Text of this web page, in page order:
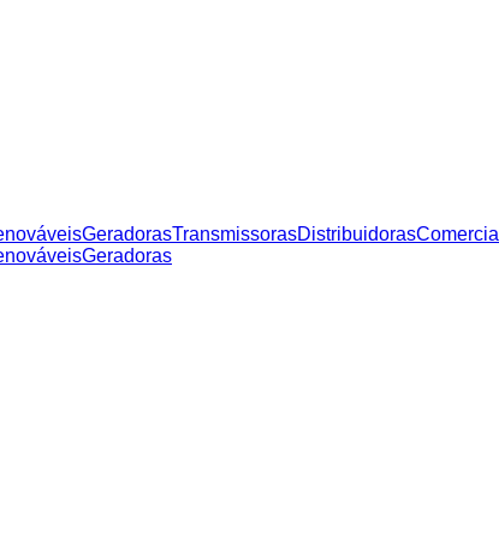
GeradorasTransmissorasDistribuidoras
Geradoras